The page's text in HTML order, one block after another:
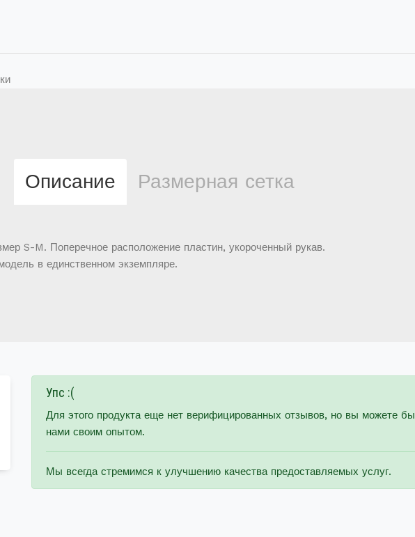
Описание Размерная сетка
S-M. Поперечное расположение пластин, укороченный рукав.
в единственном экземпляре.
Упс :(
Для этого продукта еще нет верифицированных отзывов, но вы можете
нами своим опытом.
Мы всегда стремимся к улучшению качества предоставляемых услуг.